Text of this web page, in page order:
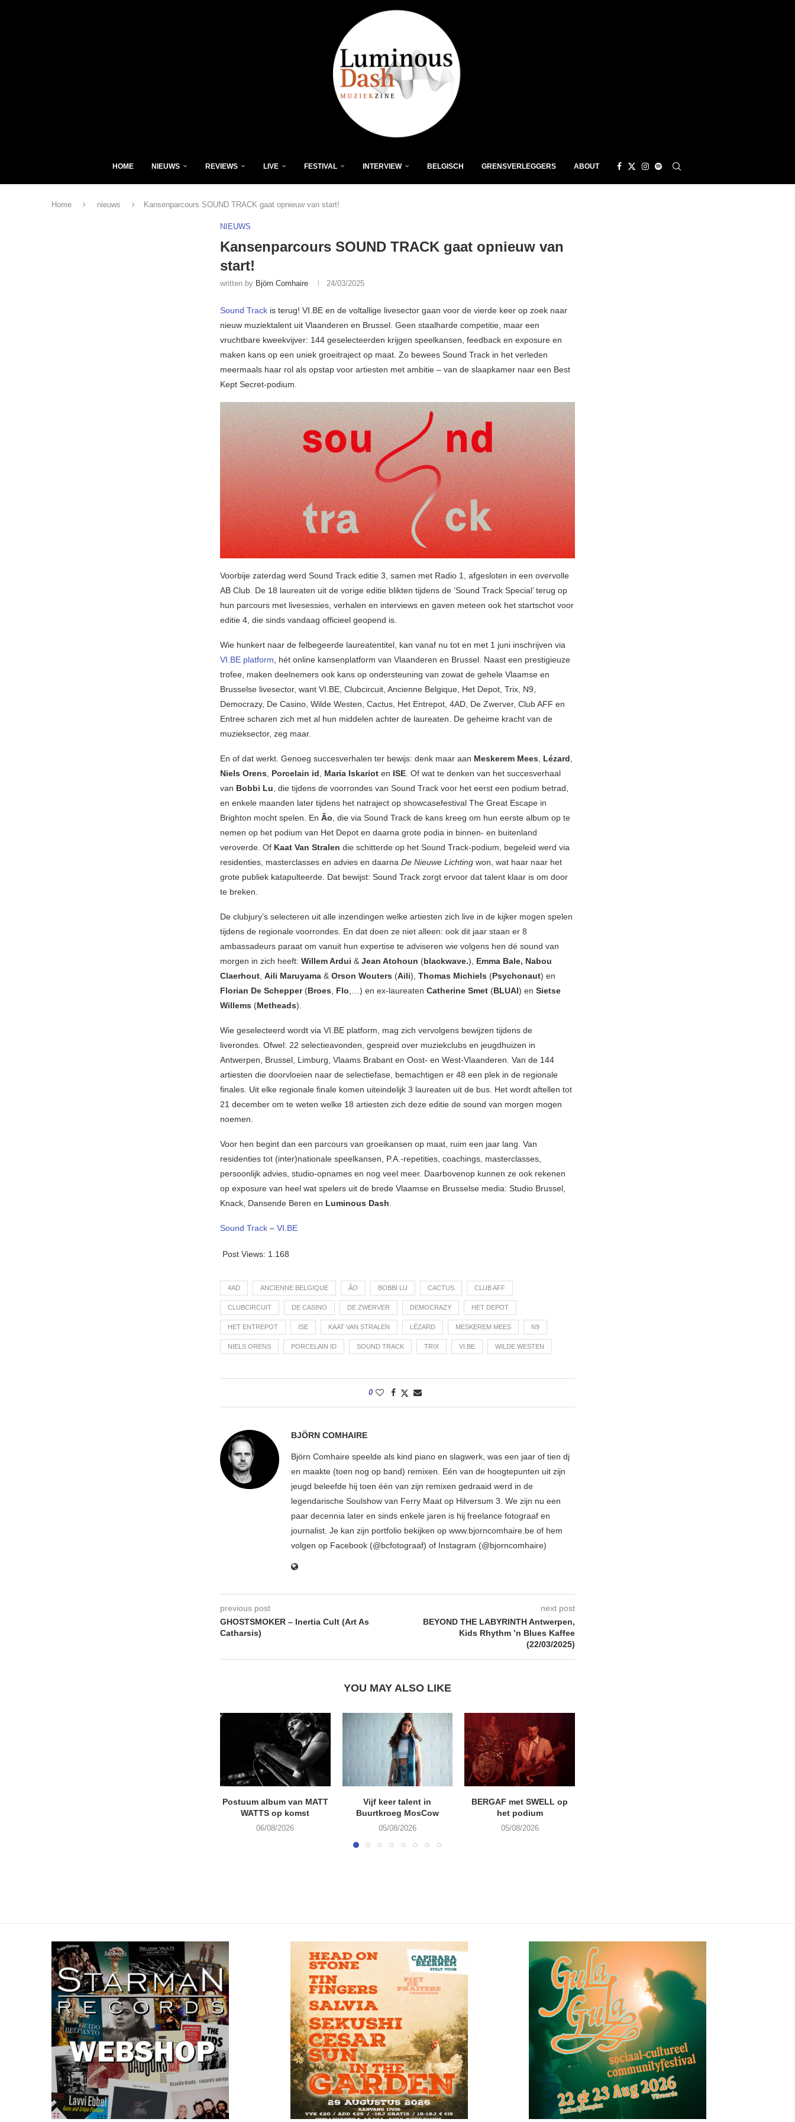
HOME NIEUWS REVIEWS LIVE FESTIVAL INTERVIEW BELGISCH GRENSVERLEGGERS ABOUT
Home nieuws Kansenparcours SOUND TRACK gaat opnieuw van start!
NIEUWS
Kansenparcours SOUND TRACK gaat opnieuw van
start!
written by Björn Comhaire 24/03/2025
Sound Track is terug! VI.BE en de voltallige livesector gaan voor de vierde keer op zoek naar
nieuw muziektalent uit Vlaanderen en Brussel. Geen staalharde competitie, maar een
vruchtbare kweekvijver: 144 geselecteerden krijgen speelkansen, feedback en exposure en
maken kans op een uniek groeitraject op maat. Zo bewees Sound Track in het verleden
meermaals haar rol als opstap voor artiesten met ambitie – van de slaapkamer naar een Best
Kept Secret-podium.
Voorbije zaterdag werd Sound Track editie 3, samen met Radio 1, afgesloten in een overvolle
AB Club. De 18 laureaten uit de vorige editie blikten tijdens de ‘Sound Track Special’ terug op
hun parcours met livesessies, verhalen en interviews en gaven meteen ook het startschot voor
editie 4, die sinds vandaag officieel geopend is.
Wie hunkert naar de felbegeerde laureatentitel, kan vanaf nu tot en met 1 juni inschrijven via
VI.BE platform , hét online kansenplatform van Vlaanderen en Brussel. Naast een prestigieuze
trofee, maken deelnemers ook kans op ondersteuning van zowat de gehele Vlaamse en
Brusselse livesector, want VI.BE, Clubcircuit, Ancienne Belgique, Het Depot, Trix, N9,
Democrazy, De Casino, Wilde Westen, Cactus, Het Entrepot, 4AD, De Zwerver, Club AFF en
Entree scharen zich met al hun middelen achter de laureaten. De geheime kracht van de
muzieksector, zeg maar.
En of dat werkt. Genoeg succesverhalen ter bewijs: denk maar aan Meskerem Mees Lézard
Niels Orens
Porcelain id Maria Iskariot en ISE . Of wat te denken van het succesverhaal
van Bobbi Lu , die tijdens de voorrondes van Sound Track voor het eerst een podium betrad,
en enkele maanden later tijdens het natraject op showcasefestival The Great Escape in
Brighton mocht spelen. En Ão , die via Sound Track de kans kreeg om hun eerste album op te
nemen op het podium van Het Depot en daarna grote podia in binnen- en buitenland
veroverde. Of Kaat Van Stralen die schitterde op het Sound Track-podium, begeleid werd via
residenties, masterclasses en advies en daarna De Nieuwe Lichting won, wat haar naar het
grote publiek katapulteerde. Dat bewijst: Sound Track zorgt ervoor dat talent klaar is om door
te breken.
De clubjury’s selecteren uit alle inzendingen welke artiesten zich live in de kijker mogen spelen
tijdens de regionale voorrondes. En dat doen ze niet alleen: ook dit jaar staan er 8
ambassadeurs paraat om vanuit hun expertise te adviseren wie volgens hen dé sound van
morgen in zich heeft: Willem Ardui & Jean Atohoun (blackwave.), Emma Bale, Nabou
Claerhout Aili Maruyama & Orson Wouters (Aili), Thomas Michiels (Psychonaut) en
Florian De Schepper(Broes Flo ,…) en ex-laureaten Catherine Smet (BLUAI) en Sietse
Willems (Metheads).
Wie geselecteerd wordt via VI.BE platform, mag zich vervolgens bewijzen tijdens de
liverondes. Ofwel: 22 selectieavonden, gespreid over muziekclubs en jeugdhuizen in
Antwerpen, Brussel, Limburg, Vlaams Brabant en Oost- en West-Vlaanderen. Van de 144
artiesten die doorvloeien naar de selectiefase, bemachtigen er 48 een plek in de regionale
finales. Uit elke regionale finale komen uiteindelijk 3 laureaten uit de bus. Het wordt aftellen tot
21 december om te weten welke 18 artiesten zich deze editie de sound van morgen mogen
noemen.
Voor hen begint dan een parcours van groeikansen op maat, ruim een jaar lang. Van
residenties tot (inter)nationale speelkansen, P.A.-repetities, coachings, masterclasses,
persoonlijk advies, studio-opnames en nog veel meer. Daarbovenop kunnen ze ook rekenen
op exposure van heel wat spelers uit de brede Vlaamse en Brusselse media: Studio Brussel,
Knack, Dansende Beren en Luminous Dash
Sound Track – VI.BE
Post Views: 1.168
4AD ANCIENNE BELGIQUE ÃO BOBBI LU CACTUS CLUB AFF
CLUBCIRCUIT DE CASINO DE ZWERVER DEMOCRAZY HET DEPOT
HET ENTREPOT ISE KAAT VAN STRALEN LÉZARD MESKEREM MEES N9
NIELS ORENS PORCELAIN ID SOUND TRACK TRIX VI.BE WILDE WESTEN
0
BJÖRN COMHAIRE
Björn Comhaire speelde als kind piano en slagwerk, was een jaar of tien dj
en maakte (toen nog op band) remixen. Eén van de hoogtepunten uit zijn
jeugd beleefde hij toen één van zijn remixen gedraaid werd in de
legendarische Soulshow van Ferry Maat op Hilversum 3. We zijn nu een
paar decennia later en sinds enkele jaren is hij freelance fotograaf en
journalist. Je kan zijn portfolio bekijken op www.bjorncomhaire.be of hem
volgen op Facebook (@bcfotograaf) of Instagram (@bjorncomhaire)
previous post
GHOSTSMOKER – Inertia Cult (Art As
Catharsis)
next post
BEYOND THE LABYRINTH Antwerpen,
Kids Rhythm ’n Blues Kaffee
(22/03/2025)
YOU MAY ALSO LIKE
Postuum album van MATT
WATTS op komst
06/08/2026
Vijf keer talent in
Buurtkroeg MosCow
05/08/2026
BERGAF met SWELL op
het podium
05/08/2026